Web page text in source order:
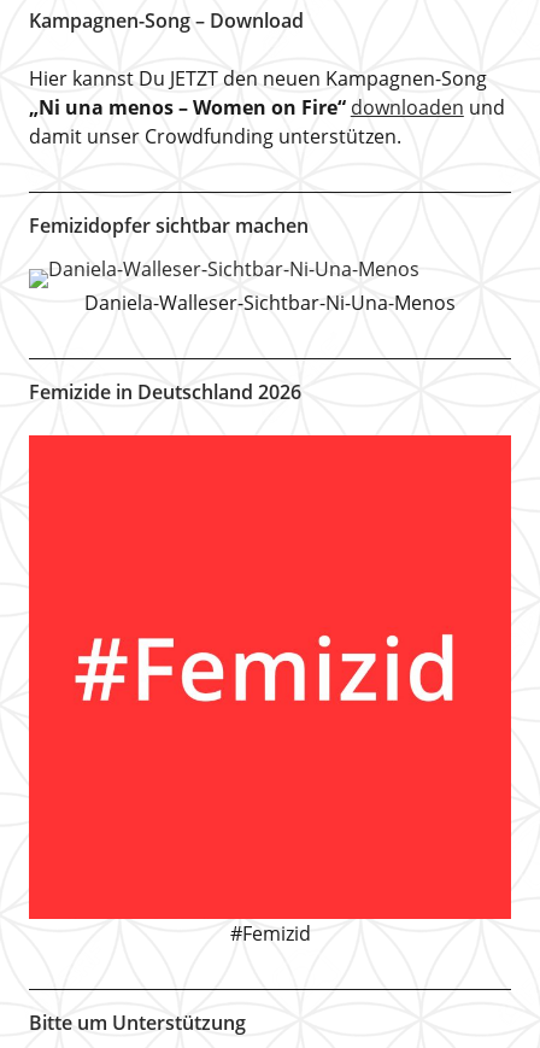
Kampagnen-Song – Download
Hier kannst Du JETZT den neuen Kampagnen-Song
„Ni una menos – Women on Fire“ downloaden und
damit unser Crowdfunding unterstützen.
Femizidopfer sichtbar machen
Daniela-Walleser-Sichtbar-Ni-Una-Menos
Femizide in Deutschland 2026
#Femizid
Bitte um Unterstützung